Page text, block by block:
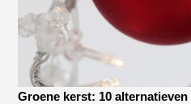
Groene kerst: 10